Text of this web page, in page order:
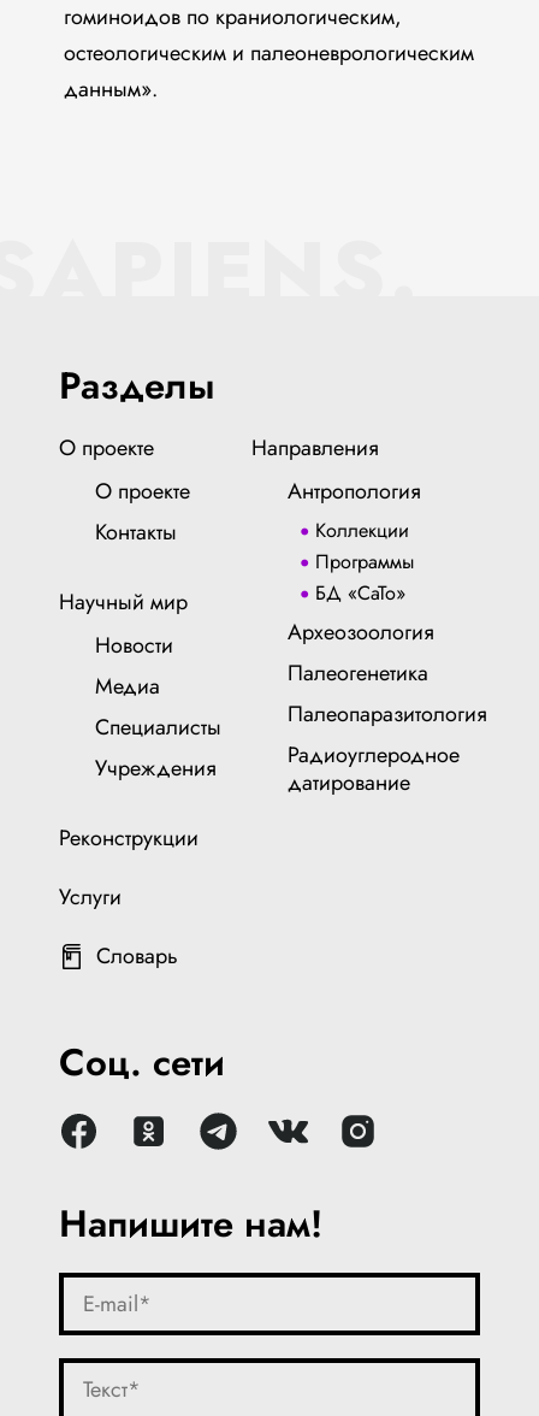
гоминоидов по краниологическим,
остеологическим и палеоневрологическим
данным».
Напишите нам!
Разделы
О проекте
О проекте
Контакты
Научный мир
Новости
Медиа
Специалисты
Учреждения
Реконструкции
Услуги
Словарь
Направления
Антропология
Коллекции
Программы
БД «СаТо»
Археозоология
Палеогенетика
Палеопаразитология
Радиоуглеродное
датирование
Соц. сети